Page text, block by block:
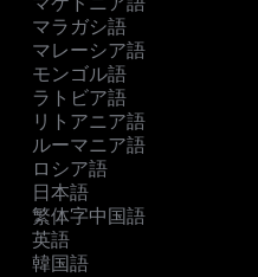
マラガシ語
マレーシア語
モンゴル語
ラトビア語
リトアニア語
ルーマニア語
ロシア語
日本語
繁体字中国語
英語
韓国語